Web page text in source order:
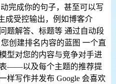
完成你的句子，甚至可以写
成受控输出，例如博客介
题解答、标题等 通过自动段
创建排名内容的蓝图 一个直
型对您的内容与竞争对手进
——以及每个主题的推荐提
写作并发布 Google 会喜欢